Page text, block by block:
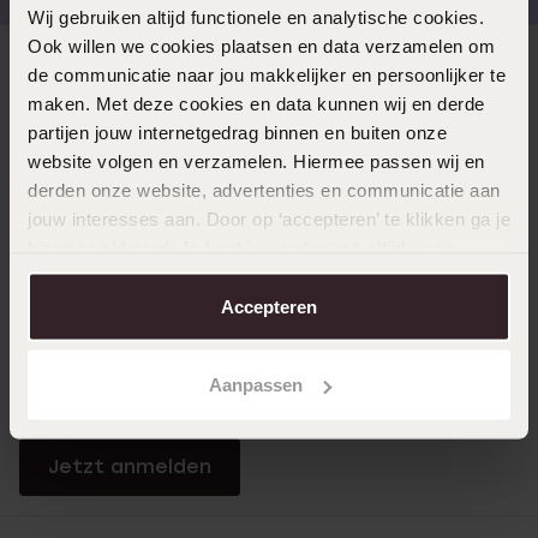
Wij gebruiken altijd functionele en analytische cookies.
Ook willen we cookies plaatsen en data verzamelen om
de communicatie naar jou makkelijker en persoonlijker te
maken. Met deze cookies en data kunnen wij en derde
partijen jouw internetgedrag binnen en buiten onze
website volgen en verzamelen. Hiermee passen wij en
derden onze website, advertenties en communicatie aan
jouw interesses aan. Door op ‘accepteren’ te klikken ga je
aanpassen. Lees er meer over in onscookiebeleid.
Accepteren
Aanpassen
Direkt zu
Über Lucardi
Rabatt auf all deine Einkäufe
Jetzt anmelden